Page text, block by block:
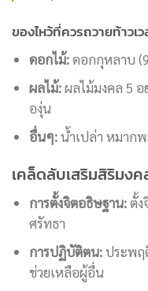
ของไหว้ที่ควรถวายท้าวเ
ดอกไม้:ดอกกุหลาบ
ผลไม้:ผลไม้มงคล 5 อ
องุ่น
อื่นๆ:น้ำเปล่า หมาก
เคล็ดลับเสริมสิริมง
การตั้งจิตอธิษฐาน:ตั้ง
ศรัทธา
การปฏิบัติตน:ประพฤ
ช่วยเหลือผู้อื่น